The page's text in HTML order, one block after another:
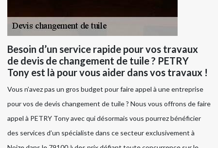
Besoin d’un service rapide pour vos travaux
de devis de changement de tuile ? PETRY
Tony est là pour vous aider dans vos travaux !
Vous n’avez pas un gros budget pour faire appel à une entreprise
pour vos de devis changement de tuile ? Nous vous offrons de faire
appel à PETRY Tony avec qui désormais vous pourrez bénéficier
des services d’un spécialiste dans ce secteur exclusivement à